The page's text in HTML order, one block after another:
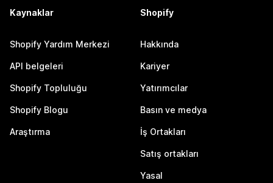
Kaynaklar
Shopify Yardım Merkezi
API belgeleri
Shopify Topluluğu
Shopify Blogu
Araştırma
Shopify
Hakkında
Kariyer
Yatırımcılar
Basın ve medya
İş Ortakları
Satış ortakları
Yasal